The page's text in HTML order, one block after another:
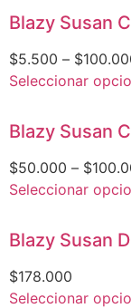
Blazy Susan
$5.500 – $
Seleccionar
Blazy Susan
$50.000 – $
Seleccionar
Blazy Susan
$178.000
Seleccionar